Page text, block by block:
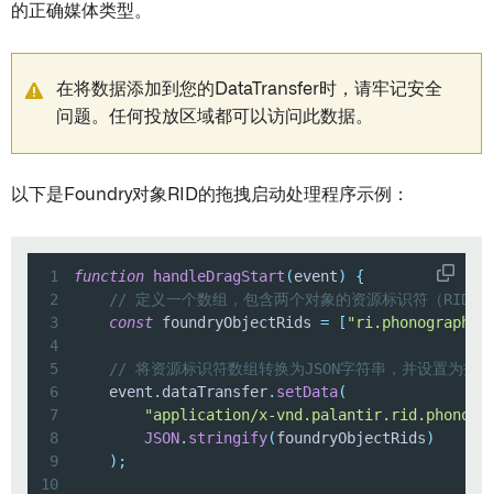
的正确媒体类型。
在将数据添加到您的DataTransfer时，请牢记安全
问题。任何投放区域都可以访问此数据。
以下是Foundry对象RID的拖拽启动处理程序示例：
1 function handleDragStart (event)
{
2
// 定义一个数组，包含两个对象的资源标识符（RIDs）
3
const foundryObjectRids = [ "ri.phonograph2-
4
5
// 将资源标识符数组转换为JSON字符串，并设置为拖
6
    event
. dataTransfer. setData(
7
"application/x-
8
JSON. stringify(foundryObjectRids)
9
) ;
10